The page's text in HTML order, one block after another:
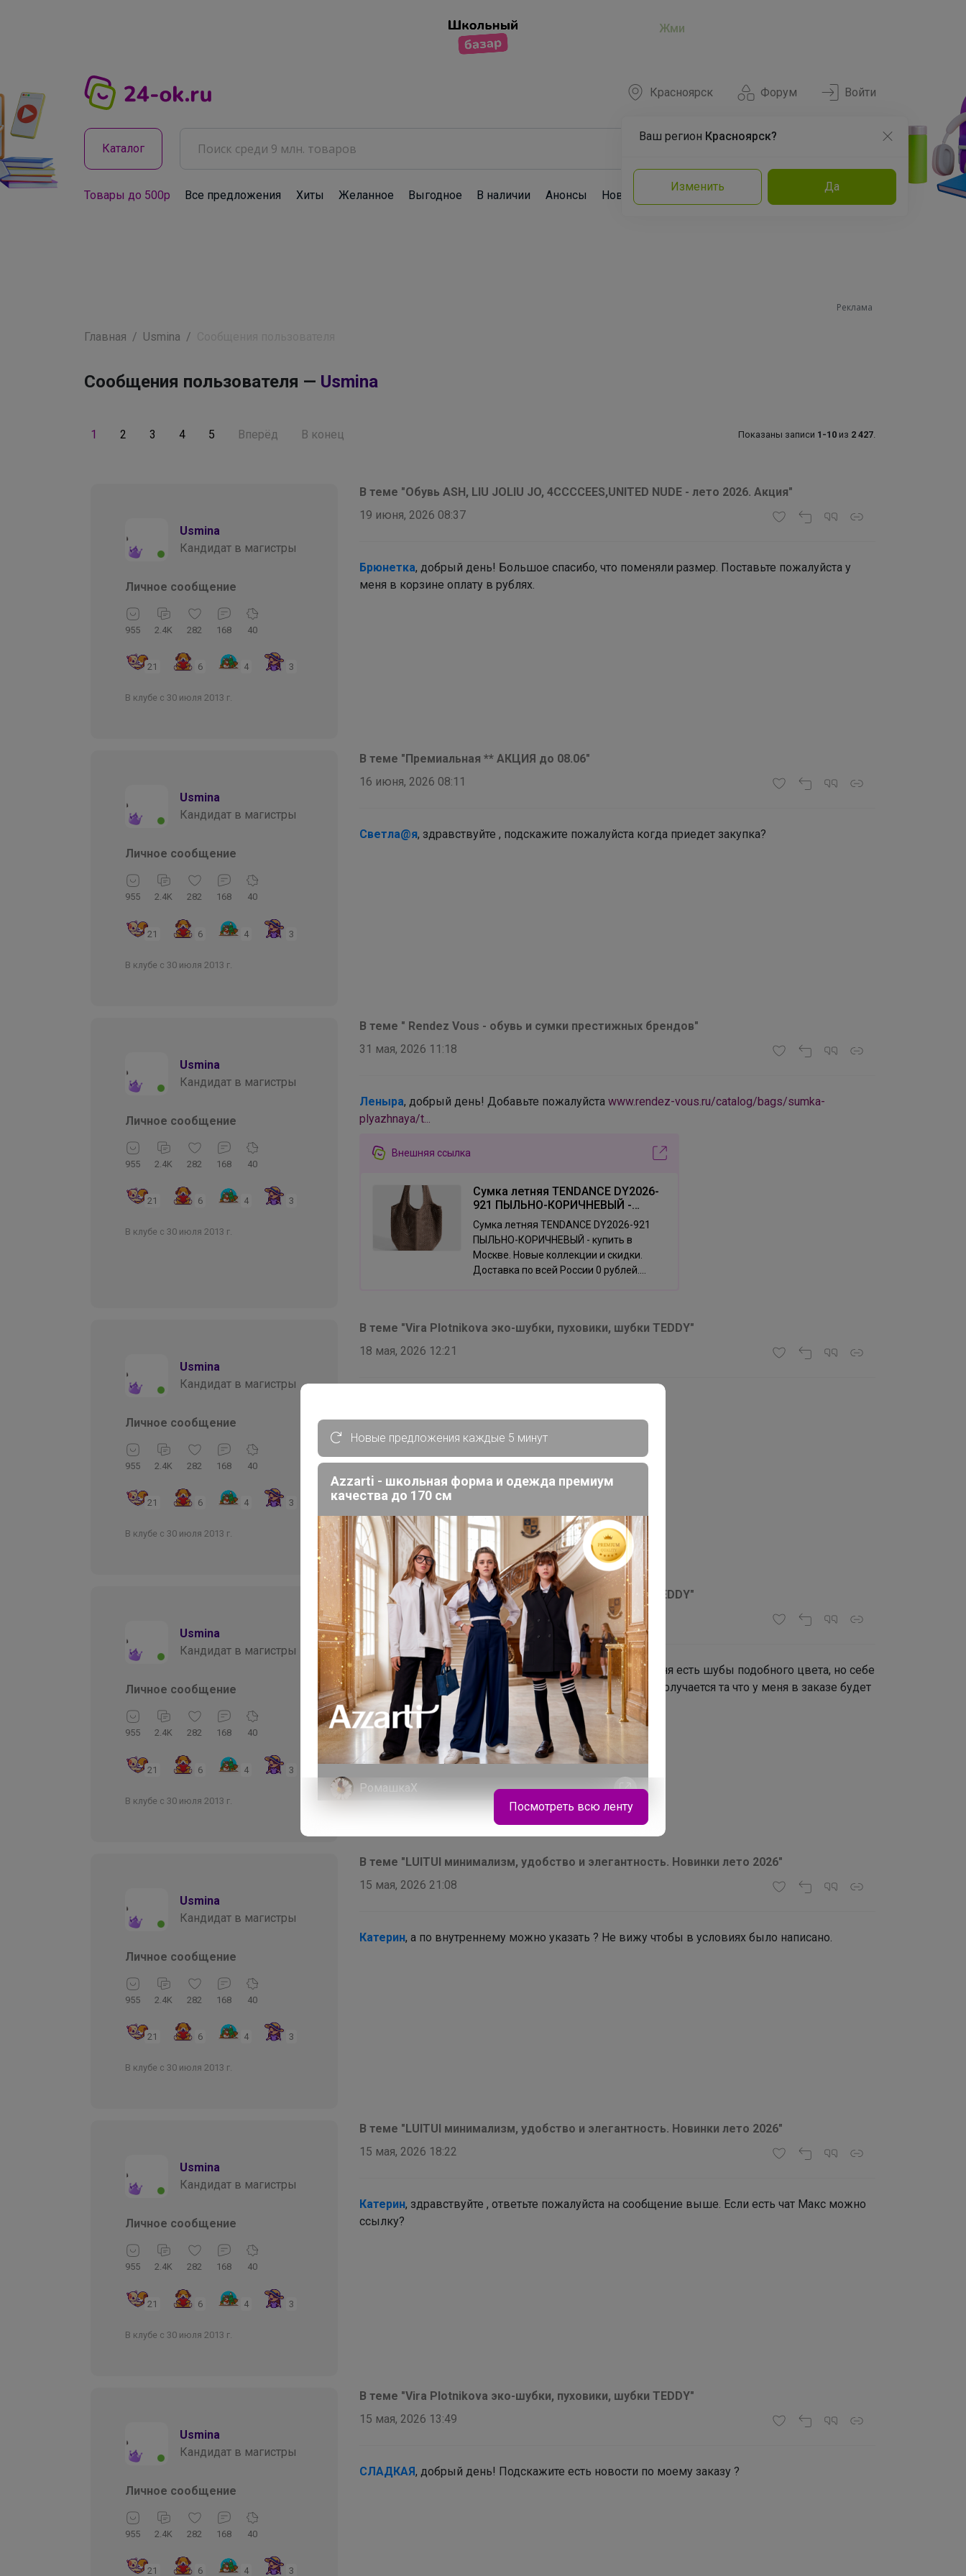
Жми
Форум
Красноярск
Ваш регион Красноярск?
Изменить Да
Войти
Каталог
Товары до 500р Все предложения Хиты Желанное Выгодное В наличии Анонсы Новости Команда Эксперты
Реклама
Главная Usmina
Сообщения пользователя — Usmina
1 2 3 4 5 Вперёд В конец Показаны записи 1-10 из 2 427.
Usmina
Кандидат в магистры
Личное сообщение
955 2.4K 282 168 40
21 6 4 3
В клубе с 30 июля 2013 г.
В теме "Обувь ASH, LIU JOLIU JO, 4CCCCEES,UNITED NUDE - лето 2026. Акция"
19 июня, 2026 08:37
Брюнетка, добрый день! Большое спасибо, что поменяли размер. Поставьте пожалуйста у
меня в корзине оплату в рублях.
Usmina
Кандидат в магистры
Личное сообщение
955 2.4K 282 168 40
21 6 4 3
В клубе с 30 июля 2013 г.
В теме "Премиальная ** АКЦИЯ до 08.06"
16 июня, 2026 08:11
Светла@я, здравствуйте , подскажите пожалуйста когда приедет закупка?
Usmina
Кандидат в магистры
Личное сообщение
955 2.4K 282 168 40
21 6 4 3
В клубе с 30 июля 2013 г.
В теме " Rendez Vous - обувь и сумки престижных брендов"
31 мая, 2026 11:18
Леныра, добрый день! Добавьте пожалуйста www.rendez-vous.ru/catalog/bags/sumka-
plyazhnaya/t...
Внешняя ссылка
Сумка летняя TENDANCE DY2026-
921 ПЫЛЬНО-КОРИЧНЕВЫЙ -
купить в Москве | 5025188
Сумка летняя TENDANCE DY2026-921
ПЫЛЬНО-КОРИЧНЕВЫЙ - купить в
Москве. Новые коллекции и скидки.
Доставка по всей России 0 рублей.
Usmina
Кандидат в магистры
Личное сообщение
955 2.4K 282 168 40
21 6 4 3
В клубе с 30 июля 2013 г.
В теме "Vira Plotnikova эко-шубки, пуховики, шубки TEDDY"
18 мая, 2026 12:21
Usmina
Кандидат в магистры
Личное сообщение
955 2.4K 282 168 40
21 6 4 3
В клубе с 30 июля 2013 г.
В теме "Vira Plotnikova эко-шубки, пуховики, шубки TEDDY"
18 мая, 2026 12:18
СЛАДКАЯ
, здравствуйте , прочитала комментарий, у меня есть шубы подобного цвета, но себе
сохранила модели может появятся интересные цвета. Получается та что у меня в заказе будет
короткая ?
Usmina
Кандидат в магистры
Личное сообщение
955 2.4K 282 168 40
21 6 4 3
В клубе с 30 июля 2013 г.
В теме "LUITUI минимализм, удобство и элегантность. Новинки лето 2026"
15 мая, 2026 21:08
Катерин, а по внутреннему можно указать ? Не вижу чтобы в условиях было написано.
Usmina
Кандидат в магистры
Личное сообщение
955 2.4K 282 168 40
21 6 4 3
В клубе с 30 июля 2013 г.
В теме "LUITUI минимализм, удобство и элегантность. Новинки лето 2026"
15 мая, 2026 18:22
Катерин, здравствуйте , ответьте пожалуйста на сообщение выше. Если есть чат Макс можно
ссылку?
Usmina
Кандидат в магистры
Личное сообщение
955 2.4K 282 168 40
21 6 4 3
В теме "Vira Plotnikova эко-шубки, пуховики, шубки TEDDY"
15 мая, 2026 13:49
СЛАДКАЯ, добрый день! Подскажите есть новости по моему заказу ?
Новые предложения каждые 5 минут
Azzarti - школьная форма и одежда премиум
качества до 170 см
РомашкаХ
Трикотажный джемпер-обманка для девочек,
Посмотреть всю ленту